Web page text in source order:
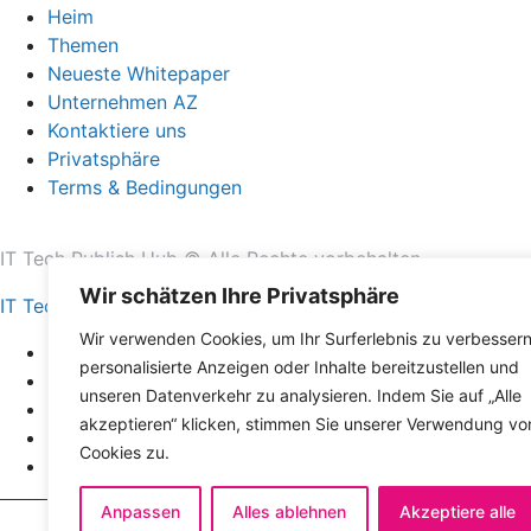
Wir schätzen Ihre Privatsphäre
Wir verwenden Cookies, um Ihr Surferlebnis zu
personalisierte Anzeigen oder Inhalte bereitzustellen und
unseren Datenverkehr zu analysieren. Indem Sie auf „Alle
akzeptieren“ klicken, stimmen Sie unserer Verwendung
Cookies zu.
Anpassen Alles ablehnen Akzeptiere alle
Heim
Themen
Neueste Whitepaper
Unternehmen AZ
Kontaktiere uns
Privatsphäre
Terms & Bedingungen
IT Tech Publish Hub © Alle Rechte vorbehalten.
IT Tech Publish Hub
Heim
Themen
Neueste Whitepaper
Unternehmen AZ
Kontaktiere uns